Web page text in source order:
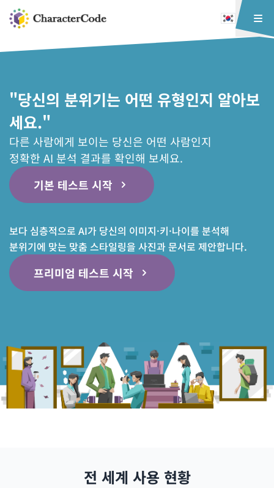
"당신의 분위기는 어떤 유형인지 알아보
세요."
다른 사람에게 보이는 당신은 어떤 사람인지
정확한 AI 분석 결과를 확인해 보세요.
기본 테스트 시작
보다 심층적으로 AI가 당신의 이미지·키·나이를 분석해
분위기에 맞는 맞춤 스타일링을 사진과 문서로 제안합니다.
프리미엄 테스트 시작
전 세계 사용 현황